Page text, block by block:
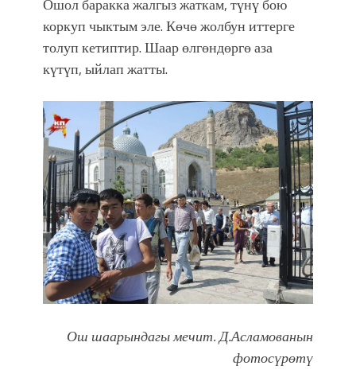
Ошол баракка жалгыз жаткам, түнү бою
коркуп чыктым эле. Көчө жолбун иттерге
толуп кетиптир. Шаар өлгөндөргө аза
күтүп, ыйлап жатты.
Ош шаарындагы мечит.Д.Асламованын
фотосүрөтү